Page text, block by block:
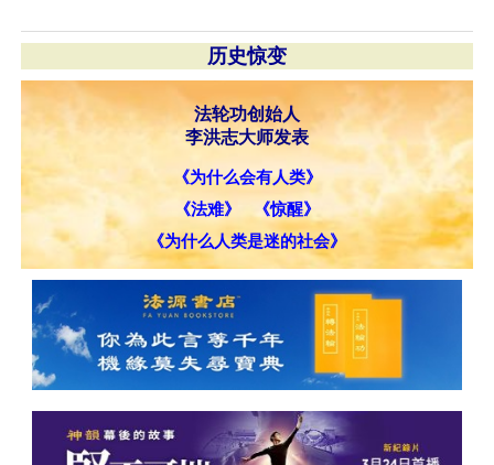
历史惊变
法轮功创始人
李洪志大师发表
《为什么会有人类》
《法难》
《惊醒》
《为什么人类是迷的社会》